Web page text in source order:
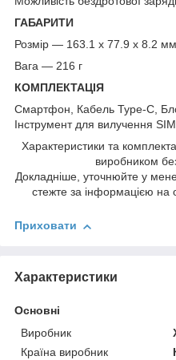
ГАБАРИТИ
Розмір — 163.1 x 77.9 x 8.2 мм
Вага — 216 г
КОМПЛЕКТАЦІЯ
Смартфон, Кабель Type-C,
Інструмент для вилучення
Характеристики та
виробником
Докладніше, уточнюйте у
стежте за інформацією на
Приховати
Характеристики
Основні
Виробник
Країна виробник